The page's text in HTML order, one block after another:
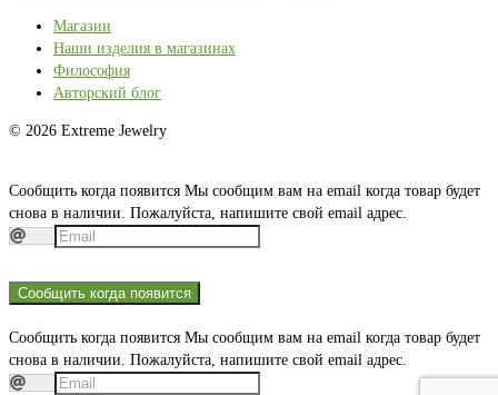
Магазин
Наши изделия в магазинах
Философия
Авторский блог
© 2026 Extreme Jewelry
Сообщить когда появится Мы сообщим вам на email когда товар будет
снова в наличии. Пожалуйста, напишите свой email адрес.
Сообщить когда появится
Сообщить когда появится Мы сообщим вам на email когда товар будет
снова в наличии. Пожалуйста, напишите свой email адрес.